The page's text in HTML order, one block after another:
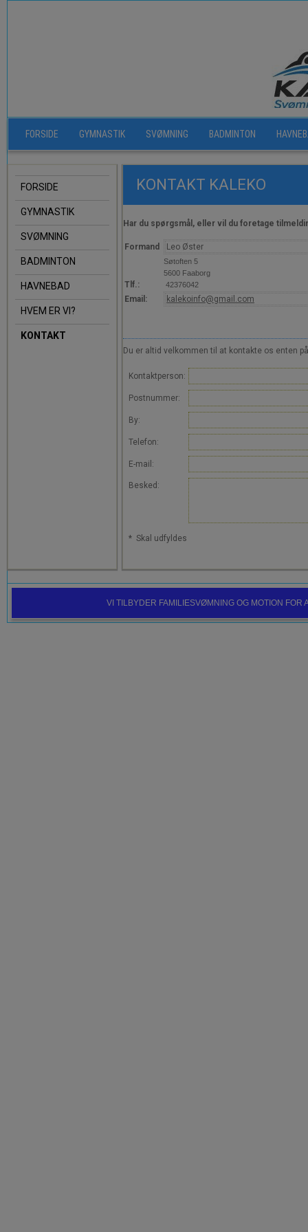
FORSIDE GYMNASTIK SVØMNING BADMINTON
FORSIDE
GYMNASTIK
SVØMNING
BADMINTON
HAVNEBAD
HVEM ER VI?
KONTAKT
KONTAKT KALEKO
Har du spørgsmål, eller vil du foretage
Formand Leo Øster
Søtoften 5
5600 Faaborg
Tlf.: 42376042
Email: kalekoinfo@gmail.com
Du er altid velkommen til at kontakte os enten
Kontaktperson:
Postnummer:
By:
Telefon:
E-mail :
Besked :
* Skal udfyldes
VI TILBYDER FAMILIESVØMNING OG MOTION